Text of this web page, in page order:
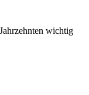
wichtig